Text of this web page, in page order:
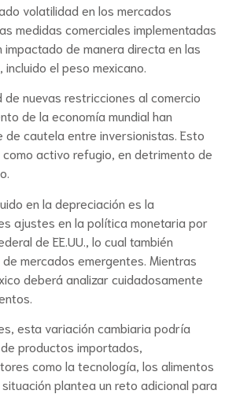
volatilidad en los mercados
medidas comerciales implementadas
de manera directa en las
el peso mexicano.
de nuevas restricciones al comercio
de la economía mundial han
de cautela entre inversionistas. Esto
activo refugio, en detrimento de
en la depreciación es la
ajustes en la política monetaria por
de EE.UU., lo cual también
mercados emergentes. Mientras
deberá analizar cuidadosamente
esta variación cambiaria podría
productos importados,
como la tecnología, los alimentos
plantea un reto adicional para